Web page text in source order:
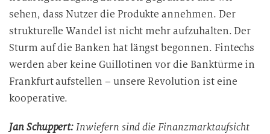
sehen, dass Nutzer die Produkte annehmen. Der
strukturelle Wandel ist nicht mehr aufzuhalten. Der
Sturm auf die Banken hat längst begonnen. Fintechs
werden aber keine Guillotinen vor die Banktürme in
Frankfurt aufstellen – unsere Revolution ist eine
kooperative.
Jan Schuppert:Inwiefern sind die Finanzmarktaufsicht